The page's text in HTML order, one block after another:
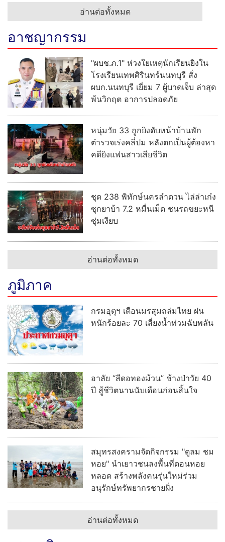
อ่านต่อทั้งหมด
อาชญากรรม
"ผบช.ภ.1" ห่วงใยเหตุนักเรียนยิงใน
โรงเรียนเทพศิรินทร์นนทบุรี สั่ง
ผบก.นนทบุรี เยี่ยม 7 ผู้บาดเจ็บ ล่าสุด
พ้นวิกฤต อาการปลอดภัย
หนุ่มวัย 33 ถูกยิงดับหน้าบ้านพัก
ตำรวจเร่งคลี่ปม หลังตกเป็นผู้ต้องหา
คดียิงแฟนสาวเสียชีวิต
ชุด 238 พิทักษ์นครลำดวน ไล่ล่าเก๋ง
ซุกยาบ้า 7.2 หมื่นเม็ด ชนรถขยะหนี
ซุ่มเงียบ
อ่านต่อทั้งหมด
ภูมิภาค
กรมอุตุฯ เตือนมรสุมถล่มไทย ฝน
หนักร้อยละ 70 เสี่ยงน้ำท่วมฉับพลัน
อาลัย “สีดอทองม้วน” ช้างป่าวัย 40
ปี สู้ชีวิตนานนับเดือนก่อนสิ้นใจ
สมุทรสงครามจัดกิจกรรม "ดูลม ชม
หอย" นำเยาวชนลงพื้นที่ดอนหอย
หลอด สร้างพลังคนรุ่นใหม่ร่วม
อนุรักษ์ทรัพยากรชายฝั่ง
อ่านต่อทั้งหมด